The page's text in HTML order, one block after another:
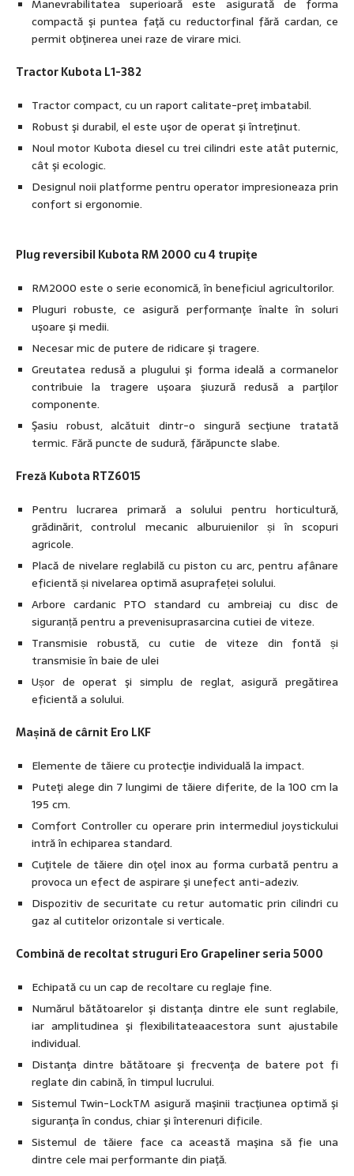
Manevrabilitatea superioară este asigurată de forma
compactă şi puntea faţă cu reductorfinal fără cardan, ce
permit obţinerea unei raze de virare mici.
Tractor Kubota L1-382
Tractor compact, cu un raport calitate-preţ imbatabil.
Robust şi durabil, el este uşor de operat şi întreţinut.
Noul motor Kubota diesel cu trei cilindri este atât puternic,
cât şi ecologic.
Designul noii platforme pentru operator impresioneaza prin
confort si ergonomie.
Plug reversibil Kubota RM 2000 cu 4 trupiţe
RM2000 este o serie economică, în beneficiul agricultorilor.
Pluguri robuste, ce asigură performanţe înalte în soluri
uşoare şi medii.
Necesar mic de putere de ridicare şi tragere.
Greutatea redusă a plugului şi forma ideală a cormanelor
contribuie la tragere uşoara şiuzură redusă a parţilor
componente.
Şasiu robust, alcătuit dintr-o singură secţiune tratată
termic. Fără puncte de sudură, fărăpuncte slabe.
Freză Kubota RTZ6015
Pentru lucrarea primară a solului pentru horticultură,
grădinărit, controlul mecanic alburuienilor și în scopuri
agricole.
Placă de nivelare reglabilă cu piston cu arc, pentru afânare
eficientă și nivelarea optimă asuprafeței solului.
Arbore cardanic PTO standard cu ambreiaj cu disc de
siguranță pentru a prevenisuprasarcina cutiei de viteze.
Transmisie robustă, cu cutie de viteze din fontă și
transmisie în baie de ulei
Ușor de operat şi simplu de reglat, asigură pregătirea
eficientă a solului.
Mașină de cârnit Ero LKF
Elemente de tăiere cu protecţie individuală la impact.
Puteţi alege din 7 lungimi de tăiere diferite, de la 100 cm la
195 cm.
Comfort Controller cu operare prin intermediul joystickului
intră în echiparea standard.
Cuţitele de tăiere din oţel inox au forma curbată pentru a
provoca un efect de aspirare şi unefect anti-adeziv.
Dispozitiv de securitate cu retur automatic prin cilindri cu
gaz al cutitelor orizontale si verticale.
Combină de recoltat struguri Ero Grapeliner seria 5000
Echipată cu un cap de recoltare cu reglaje fine.
Numărul bătătoarelor şi distanţa dintre ele sunt reglabile,
iar amplitudinea şi flexibilitateaacestora sunt ajustabile
individual.
Distanţa dintre bătătoare şi frecvenţa de batere pot fi
reglate din cabină, în timpul lucrului.
Sistemul Twin-LockTM asigură maşinii tracţiunea optimă şi
siguranţa în condus, chiar şi înterenuri dificile.
Sistemul de tăiere face ca această maşina să fie una
dintre cele mai performante din piaţă.